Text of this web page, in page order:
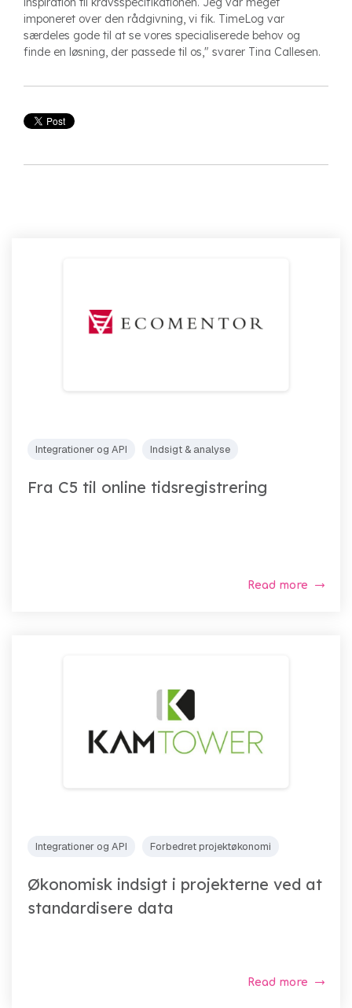
imponeret over den rådgivning, vi fik. TimeLog var
særdeles gode til at se vores specialiserede behov og
finde en løsning, der passede til os," svarer Tina Callesen.
Integrationer og API Indsigt & analyse
Fra C5 til online tidsregistrering
Read more
Integrationer og API Forbedret projektøkonomi
Økonomisk indsigt i projekterne ved at
standardisere data
Read more